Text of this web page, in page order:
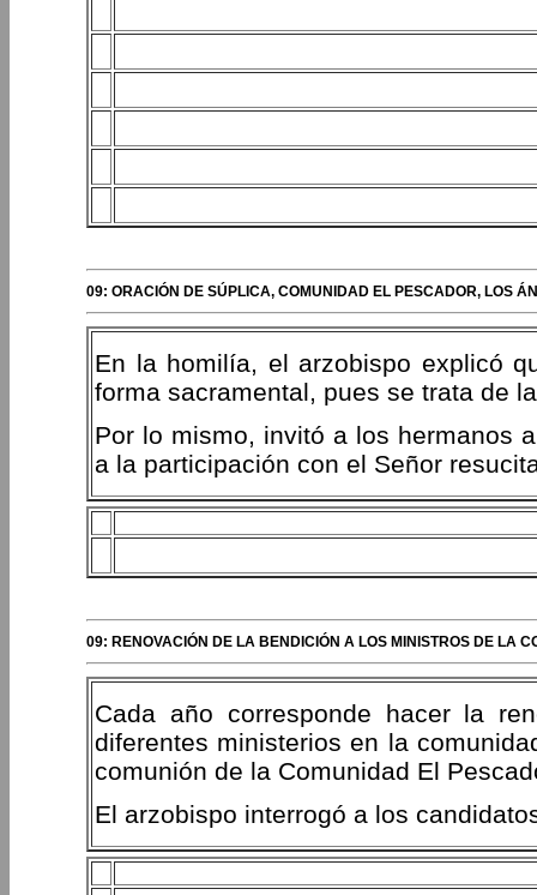
09: ORACIÓN DE SÚPLICA, COMUNIDAD EL PESCADOR, LOS
En la homilía, el arzobispo explicó
forma sacramental, pues se trata de
Por lo mismo, invitó a los hermanos
a la participación con el Señor
09: RENOVACIÓN DE LA BENDICIÓN A LOS MINISTROS DE LA
Cada año corresponde hacer la
diferentes ministerios en la
comunión de la Comunidad El
El arzobispo interrogó a los